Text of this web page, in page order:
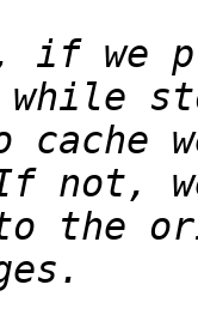
if we
cache
the